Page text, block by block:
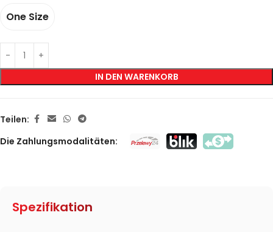
One Size
IN DEN WARENKORB
Teilen:
Die Zahlungsmodalitäten:
Spezifikation